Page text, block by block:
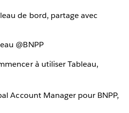
de bord, partage avec
@BNPP
à utiliser Tableau,
Account Manager pour BNPP,